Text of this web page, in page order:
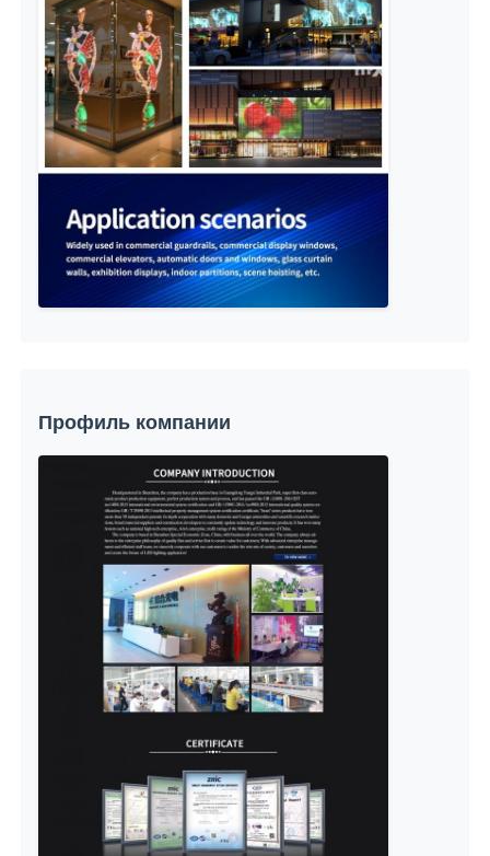
Профиль компании